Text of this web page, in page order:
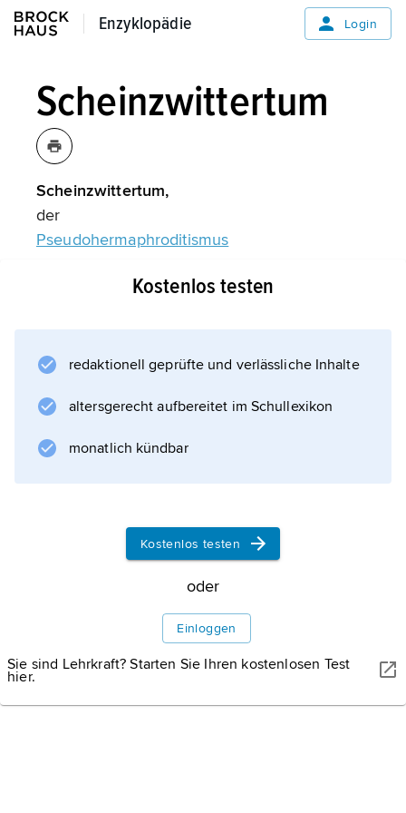
Enzyklopädie
Enzyklopädie Login
Scheinzwittertum
Scheinzwittertum,
der
Pseudohermaphroditismus
Informationen zum Artikel
Kostenlos testen
redaktionell geprüfte und verlässliche Inhalte
altersgerecht aufbereitet im Schullexikon
monatlich kündbar
Kostenlos testen
oder
Einloggen
Sie sind Lehrkraft? Starten Sie Ihren kostenlosen Test
hier.